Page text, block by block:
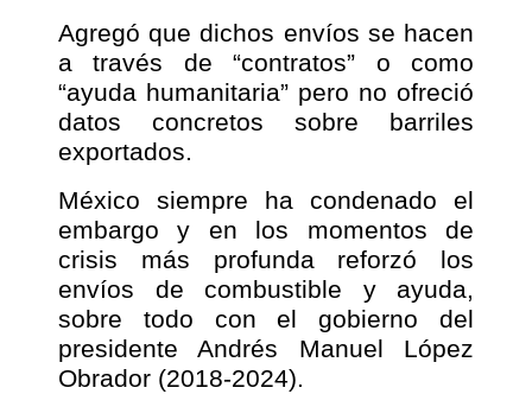
Agregó que dichos envíos se hacen
a través de “contratos” o como
“ayuda humanitaria” pero no ofreció
datos concretos sobre barriles
exportados.
México siempre ha condenado el
embargo y en los momentos de
crisis más profunda reforzó los
envíos de combustible y ayuda,
sobre todo con el gobierno del
presidente Andrés Manuel López
Obrador (2018-2024).